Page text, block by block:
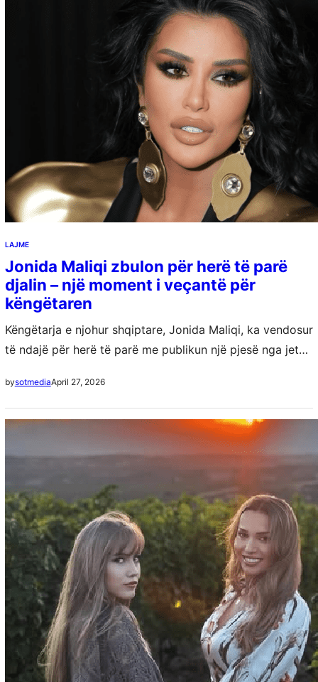
LAJME
Jonida Maliqi zbulon për herë të parë
djalin – një moment i veçantë për
këngëtaren
Këngëtarja e njohur shqiptare, Jonida Maliqi, ka vendosur
të ndajë për herë të parë me publikun një pjesë nga jeta
bysotmediaApril 27, 2026